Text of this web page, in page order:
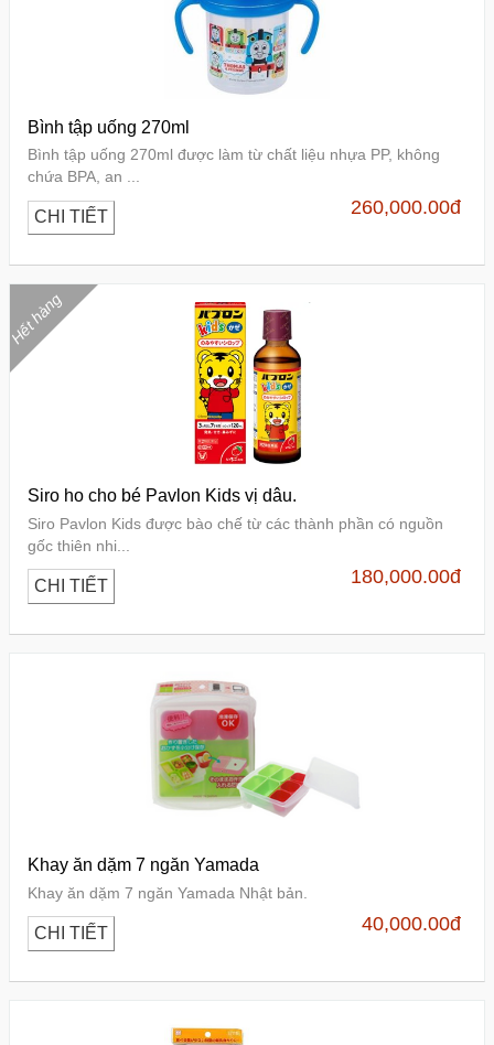
Bình tập uống 270ml
Bình tập uống 270ml được làm từ chất liệu nhựa PP, không
chứa BPA, an ...
CHI TIẾT 260,000.00đ
Hết hàng
Siro ho cho bé Pavlon Kids vị dâu.
Siro Pavlon Kids được bào chế từ các thành phần có nguồn
gốc thiên nhi...
CHI TIẾT 180,000.00đ
Khay ăn dặm 7 ngăn Yamada
Khay ăn dặm 7 ngăn Yamada Nhật bản.
CHI TIẾT 40,000.00đ